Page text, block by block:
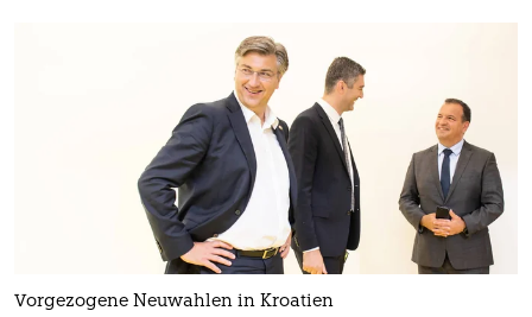
Vorgezogene Neuwahlen in Kroatien